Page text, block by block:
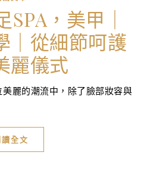
，美甲｜
｜從細節呵護
麗儀式
讀全文